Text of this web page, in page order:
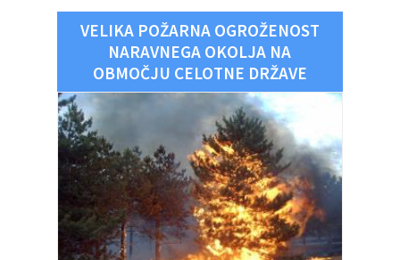
VELIKA POŽARNA OGROŽENOST
NARAVNEGA OKOLJA NA
OBMOČJU CELOTNE DRŽAVE